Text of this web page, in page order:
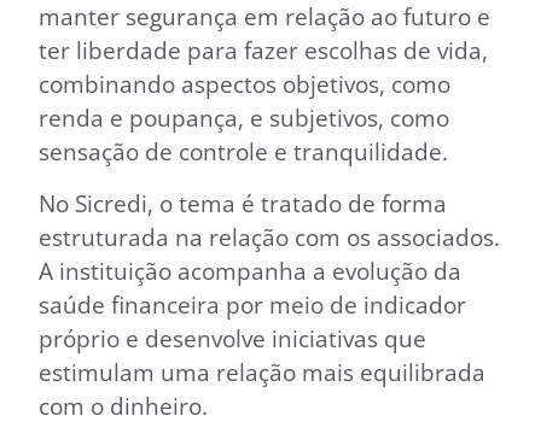
manter segurança em relação ao futuro e
ter liberdade para fazer escolhas de vida,
combinando aspectos objetivos, como
renda e poupança, e subjetivos, como
sensação de controle e tranquilidade.
No Sicredi, o tema é tratado de forma
estruturada na relação com os associados.
A instituição acompanha a evolução da
saúde financeira por meio de indicador
próprio e desenvolve iniciativas que
estimulam uma relação mais equilibrada
com o dinheiro.